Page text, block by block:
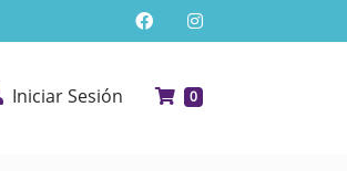
Iniciar Sesión 0